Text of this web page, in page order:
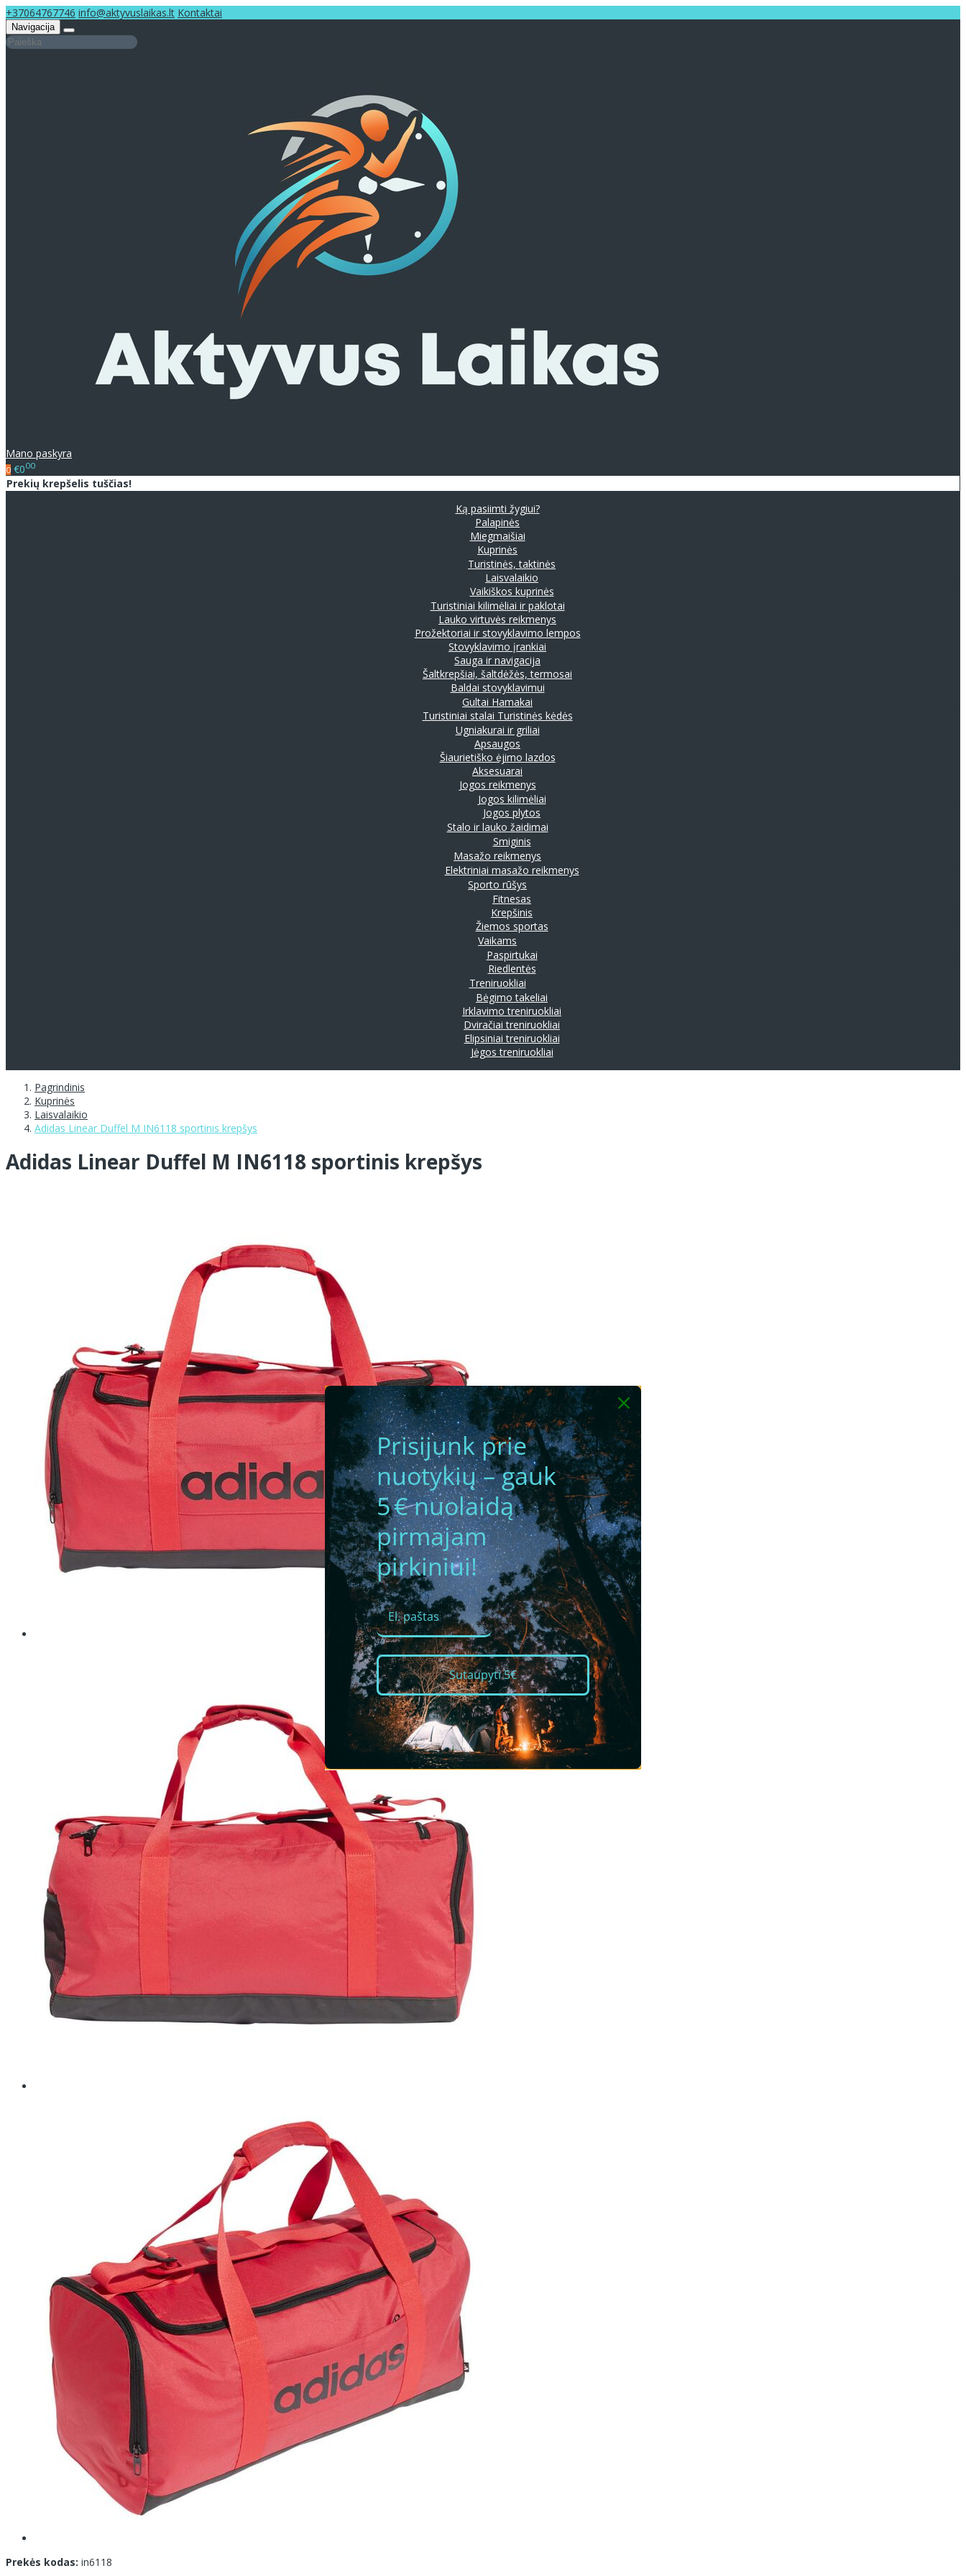
+37064767746 info@aktyvuslaikas.lt Kontaktai
Navigacija
Mano paskyra
0 €000
Prekių krepšelis tuščias!
Ką pasiimti žygiui?
Palapinės
Miegmaišiai
Kuprinės
Turistinės, taktinės
Laisvalaikio
Vaikiškos kuprinės
Turistiniai kilimėliai ir paklotai
Lauko virtuvės reikmenys
Prožektoriai ir stovyklavimo lempos
Stovyklavimo įrankiai
Sauga ir navigacija
Šaltkrepšiai, šaltdėžės, termosai
Baldai stovyklavimui
Gultai Hamakai
Turistiniai stalai Turistinės kėdės
Ugniakurai ir griliai
Apsaugos
Šiaurietiško ėjimo lazdos
Aksesuarai
Jogos reikmenys
Jogos kilimėliai
Jogos plytos
Stalo ir lauko žaidimai
Smiginis
Masažo reikmenys
Elektriniai masažo reikmenys
Sporto rūšys
Fitnesas
Krepšinis
Žiemos sportas
Vaikams
Paspirtukai
Riedlentės
Treniruokliai
Bėgimo takeliai
Irklavimo treniruokliai
Dviračiai treniruokliai
Elipsiniai treniruokliai
Jėgos treniruokliai
Pagrindinis
Kuprinės
Laisvalaikio
Adidas Linear Duffel M IN6118 sportinis krepšys
Adidas Linear Duffel M IN6118 sportinis krepšys
Prekės kodas: in6118
Prisijunk prie
nuotykių – gauk
5 € nuolaidą
pirmajam
pirkiniui!
Sutaupyti 5€